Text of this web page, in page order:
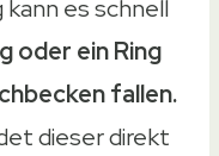
kann es schnell
oder ein Ring
fallen.
dieser direkt